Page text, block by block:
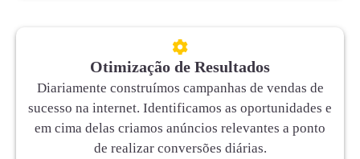
Otimização de Resultados
Diariamente construímos campanhas de vendas de
sucesso na internet. Identificamos as oportunidades e
em cima delas criamos anúncios relevantes a ponto
de realizar conversões diárias.